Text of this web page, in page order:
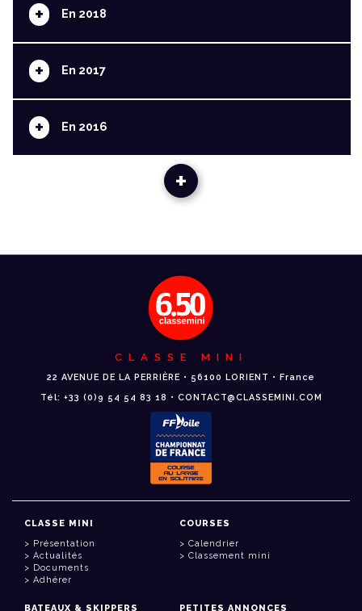
+ En 2018
+ En 2017
+ En 2016
+
CLASSE MINI
22 AVENUE DE LA PERRIÈRE • 56100 LORIENT • France
Tél: +33 (0)9 54 54 83 18 • CONTACT@CLASSEMINI.COM
CLASSE MINI
Présentation
Actualités
Documents
Adhérer
COURSES
Calendrier
Classement mini
BATEAUX & SKIPPERS PETITES ANNONCES